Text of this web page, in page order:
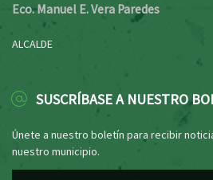
Eco. Manuel E. Vera Paredes
ALCALDE
SUSCRÍBASE A NUESTRO
Únete a nuestro boletín para recibir
nuestro municipio.